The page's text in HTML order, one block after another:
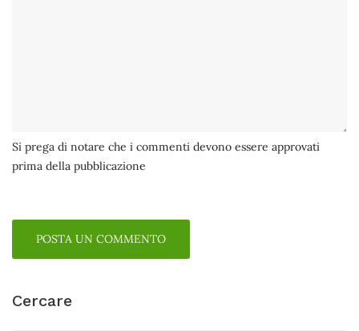
Si prega di notare che i commenti devono essere approvati
prima della pubblicazione
POSTA UN COMMENTO
Cercare